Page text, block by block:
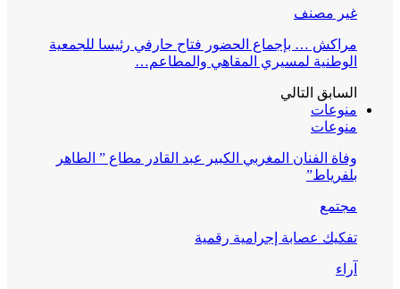
غير مصنف
مراكش … بإجماع الحضور فتاح حارفي رئيسا للجمعية
الوطنية لمسيري المقاهي والمطاعم…
السابق التالي
منوعات
منوعات
وفاة الفنان المغربي الكبير عبد القادر مطاع ” الطاهر
بلفرياط”
مجتمع
تفكيك عصابة إجرامية رقمية
آراء